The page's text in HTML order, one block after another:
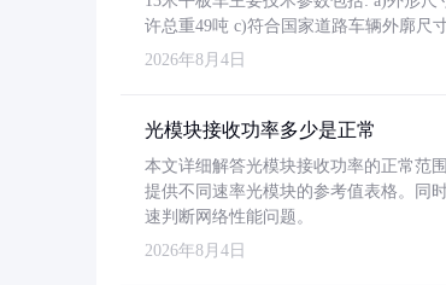
许总重49吨 c)符合国家道路车辆外廓尺
2026年8月4日
光模块接收功率多少是正常
本文详细解答光模块接收功率的正常范
提供不同速率光模块的参考值表格。同
速判断网络性能问题。
2026年8月4日